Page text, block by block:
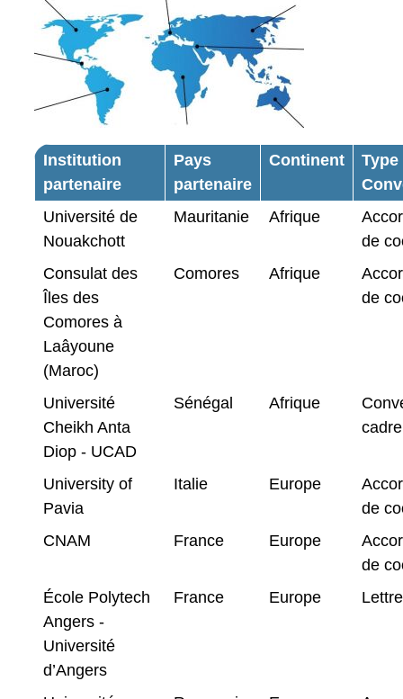
Institution
partenaire
Pays
partenaire
Continent
Type
Université de
Nouakchott
Mauritanie Afrique
de
Consulat des
Îles des
Comores à
Laâyoune
(Maroc)
Comores Afrique
de
Université
Cheikh Anta
Diop - UCAD
Sénégal Afrique
cadre
University of
Pavia
Italie Europe
de
CNAM
France Europe
de
École Polytech
Angers -
Université
d’Angers
France Europe